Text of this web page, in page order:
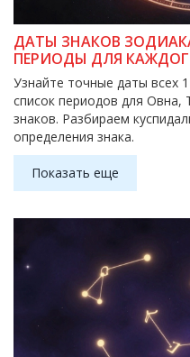
ДАТЫ ЗНАКОВ
ПЕРИОДЫ ДЛЯ
Узнайте точные даты всех
список периодов для Овна,
знаков. Разбираем
определения знака.
Показать еще